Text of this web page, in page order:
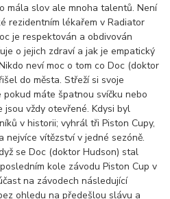
mála slov ale mnoha talentů. Není
rezidentním lékařem v Radiator
je respektován a obdivován
o jejich zdraví a jak je empatický
neví moc o tom co Doc (doktor
do města. Střeží si svoje
máte špatnou svíčku nebo
vždy otevřené. Kdysi byl
v historii; vyhrál tři Piston Cupy,
nejvíce vítězství v jedné sezóně.
se Doc (doktor Hudson) stal
kole závodu Piston Cup v
na závodech následující
ohledu na předešlou slávu a